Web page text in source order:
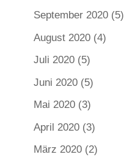
September 2020(5)
August 2020(4)
Juli 2020(5)
Juni 2020(5)
Mai 2020(3)
April 2020(3)
März 2020(2)